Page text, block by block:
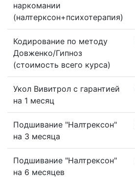
наркомании
(налтерксон+психотерапия)
Кодирование по методу
Довженко/Гипноз
(стоимость всего курса)
Укол Вивитрол с гарантией
на 1 месяц
Подшивание "Налтрексон"
на 3 месяца
Подшивание "Налтрексон"
на 6 месяцев